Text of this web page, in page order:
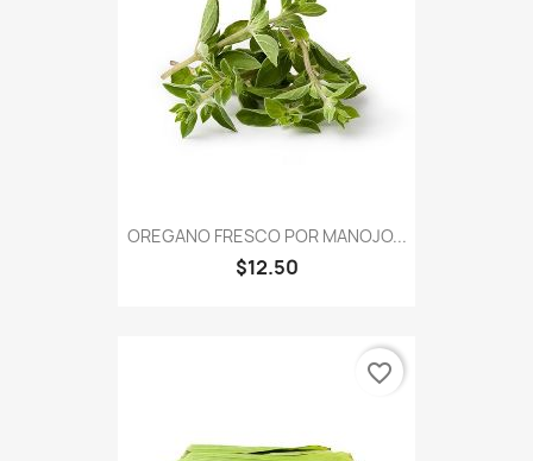
OREGANO FRESCO POR MANOJO...
$12.50
favorite_border